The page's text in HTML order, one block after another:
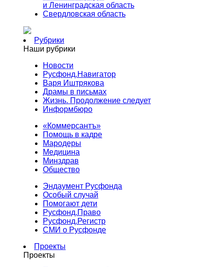
и Ленинградская область
Свердловская область
Рубрики
Наши рубрики
Новости
Русфонд.Навигатор
Варя Иштрякова
Драмы в письмах
Жизнь. Продолжение следует
Информбюро
«Коммерсантъ»
Помощь в кадре
Мародеры
Медицина
Минздрав
Общество
Эндаумент Русфонда
Особый случай
Помогают дети
Русфонд.Право
Русфонд.Регистр
СМИ о Русфонде
Проекты
Проекты